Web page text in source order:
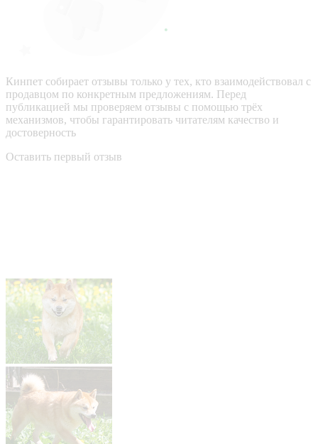
Кинпет собирает отзывы только у тех, кто взаимодействовал с
продавцом по конкретным предложениям. Перед
публикацией мы проверяем отзывы с помощью трёх
механизмов, чтобы гарантировать читателям качество и
достоверность
Оставить первый отзыв